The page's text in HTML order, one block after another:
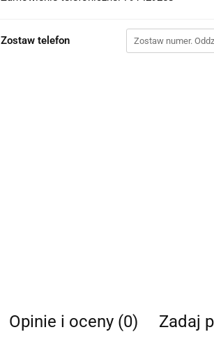
Zostaw telefon
Opinie i oceny (0) Zadaj